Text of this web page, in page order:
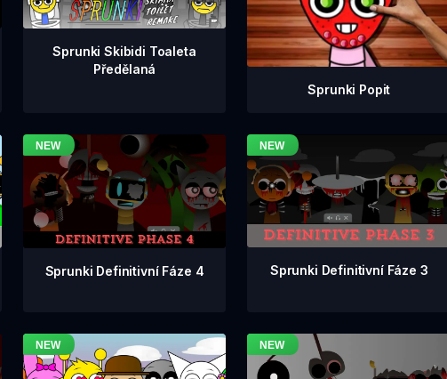
Sprunki Skibidi Toaleta
Předělaná
Sprunki Popit
Sprunki Definitivní Fáze 4 Sprunki Definitivní Fáze 3